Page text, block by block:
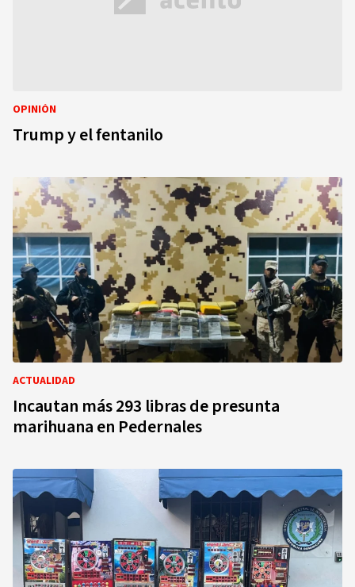
OPINIÓN
Trump y el fentanilo
ACTUALIDAD
Incautan más 293 libras de presunta
marihuana en Pedernales